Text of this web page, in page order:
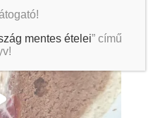
mentes ételei” című